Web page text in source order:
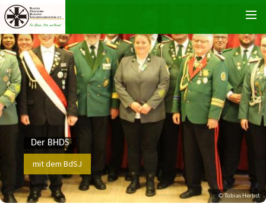
Zum Inhalt springen
© Tobias Herbst
Der BHDS
mit dem BdSJ